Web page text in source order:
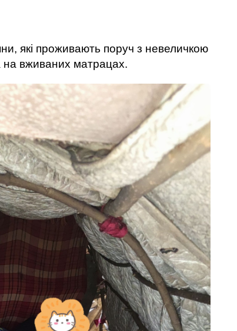
які проживають поруч з невеличкою
на вживаних матрацах.